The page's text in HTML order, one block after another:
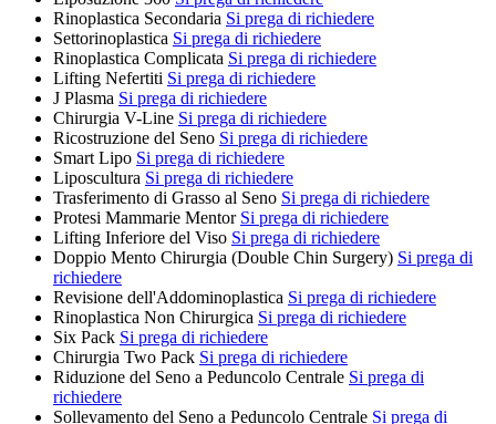
Rinoplastica Secondaria Si prega di richiedere
Settorinoplastica Si prega di richiedere
Rinoplastica Complicata Si prega di richiedere
Lifting Nefertiti Si prega di richiedere
J Plasma Si prega di richiedere
Chirurgia V-Line Si prega di richiedere
Ricostruzione del Seno Si prega di richiedere
Smart Lipo Si prega di richiedere
Liposcultura Si prega di richiedere
Trasferimento di Grasso al Seno Si prega di richiedere
Protesi Mammarie Mentor Si prega di richiedere
Lifting Inferiore del Viso Si prega di richiedere
Doppio Mento Chirurgia (Double Chin Surgery) Si prega di
richiedere
Revisione dell'Addominoplastica Si prega di richiedere
Rinoplastica Non Chirurgica Si prega di richiedere
Six Pack Si prega di richiedere
Chirurgia Two Pack Si prega di richiedere
Riduzione del Seno a Peduncolo Centrale Si prega di
richiedere
Sollevamento del Seno a Peduncolo Centrale Si prega di